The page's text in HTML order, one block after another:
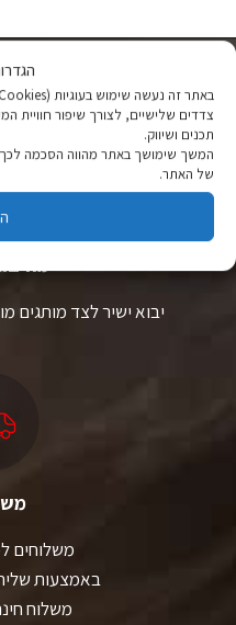
צדדים שלישיים, לצורך שיפור
תכנים ושיווק.
המשך שימושך באתר מהווה הסכמה לכך.
של האתר.
מספר
לבחור
את
האפשרויות
בעמוד
המוצר
יבוא ישיר לצד מותגים
משלוחים
באמצעות
משלוח חינם